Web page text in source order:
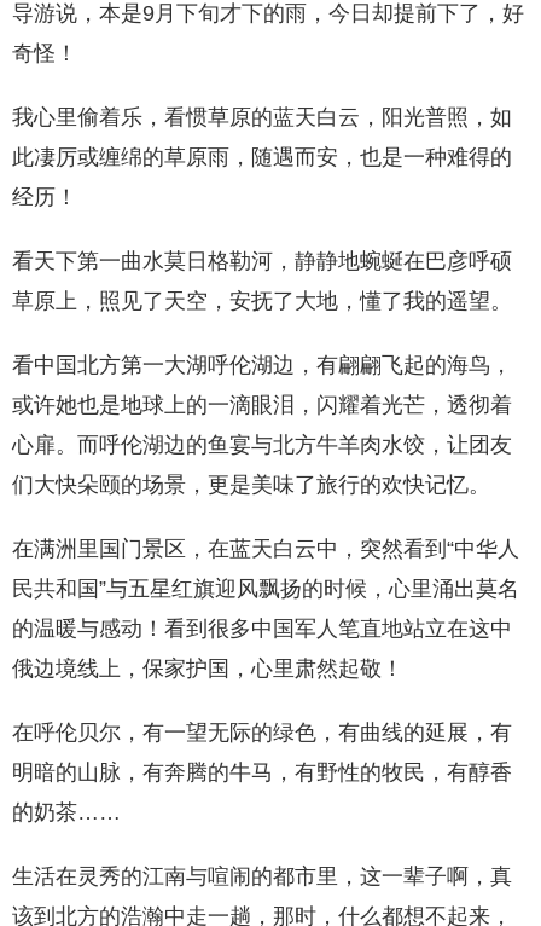
导游说，本是9月下旬才下的雨，今日却提前下了，好
奇怪！
我心里偷着乐，看惯草原的蓝天白云，阳光普照，如
此凄厉或缠绵的草原雨，随遇而安，也是一种难得的
经历！
看天下第一曲水莫日格勒河，静静地蜿蜒在巴彦呼硕
草原上，照见了天空，安抚了大地，懂了我的遥望。
看中国北方第一大湖呼伦湖边，有翩翩飞起的海鸟，
或许她也是地球上的一滴眼泪，闪耀着光芒，透彻着
心扉。而呼伦湖边的鱼宴与北方牛羊肉水饺，让团友
们大快朵颐的场景，更是美味了旅行的欢快记忆。
在满洲里国门景区，在蓝天白云中，突然看到“中华人
民共和国”与五星红旗迎风飘扬的时候，心里涌出莫名
的温暖与感动！看到很多中国军人笔直地站立在这中
俄边境线上，保家护国，心里肃然起敬！
在呼伦贝尔，有一望无际的绿色，有曲线的延展，有
明暗的山脉，有奔腾的牛马，有野性的牧民，有醇香
的奶茶……
生活在灵秀的江南与喧闹的都市里，这一辈子啊，真
该到北方的浩瀚中走一趟，那时，什么都想不起来，